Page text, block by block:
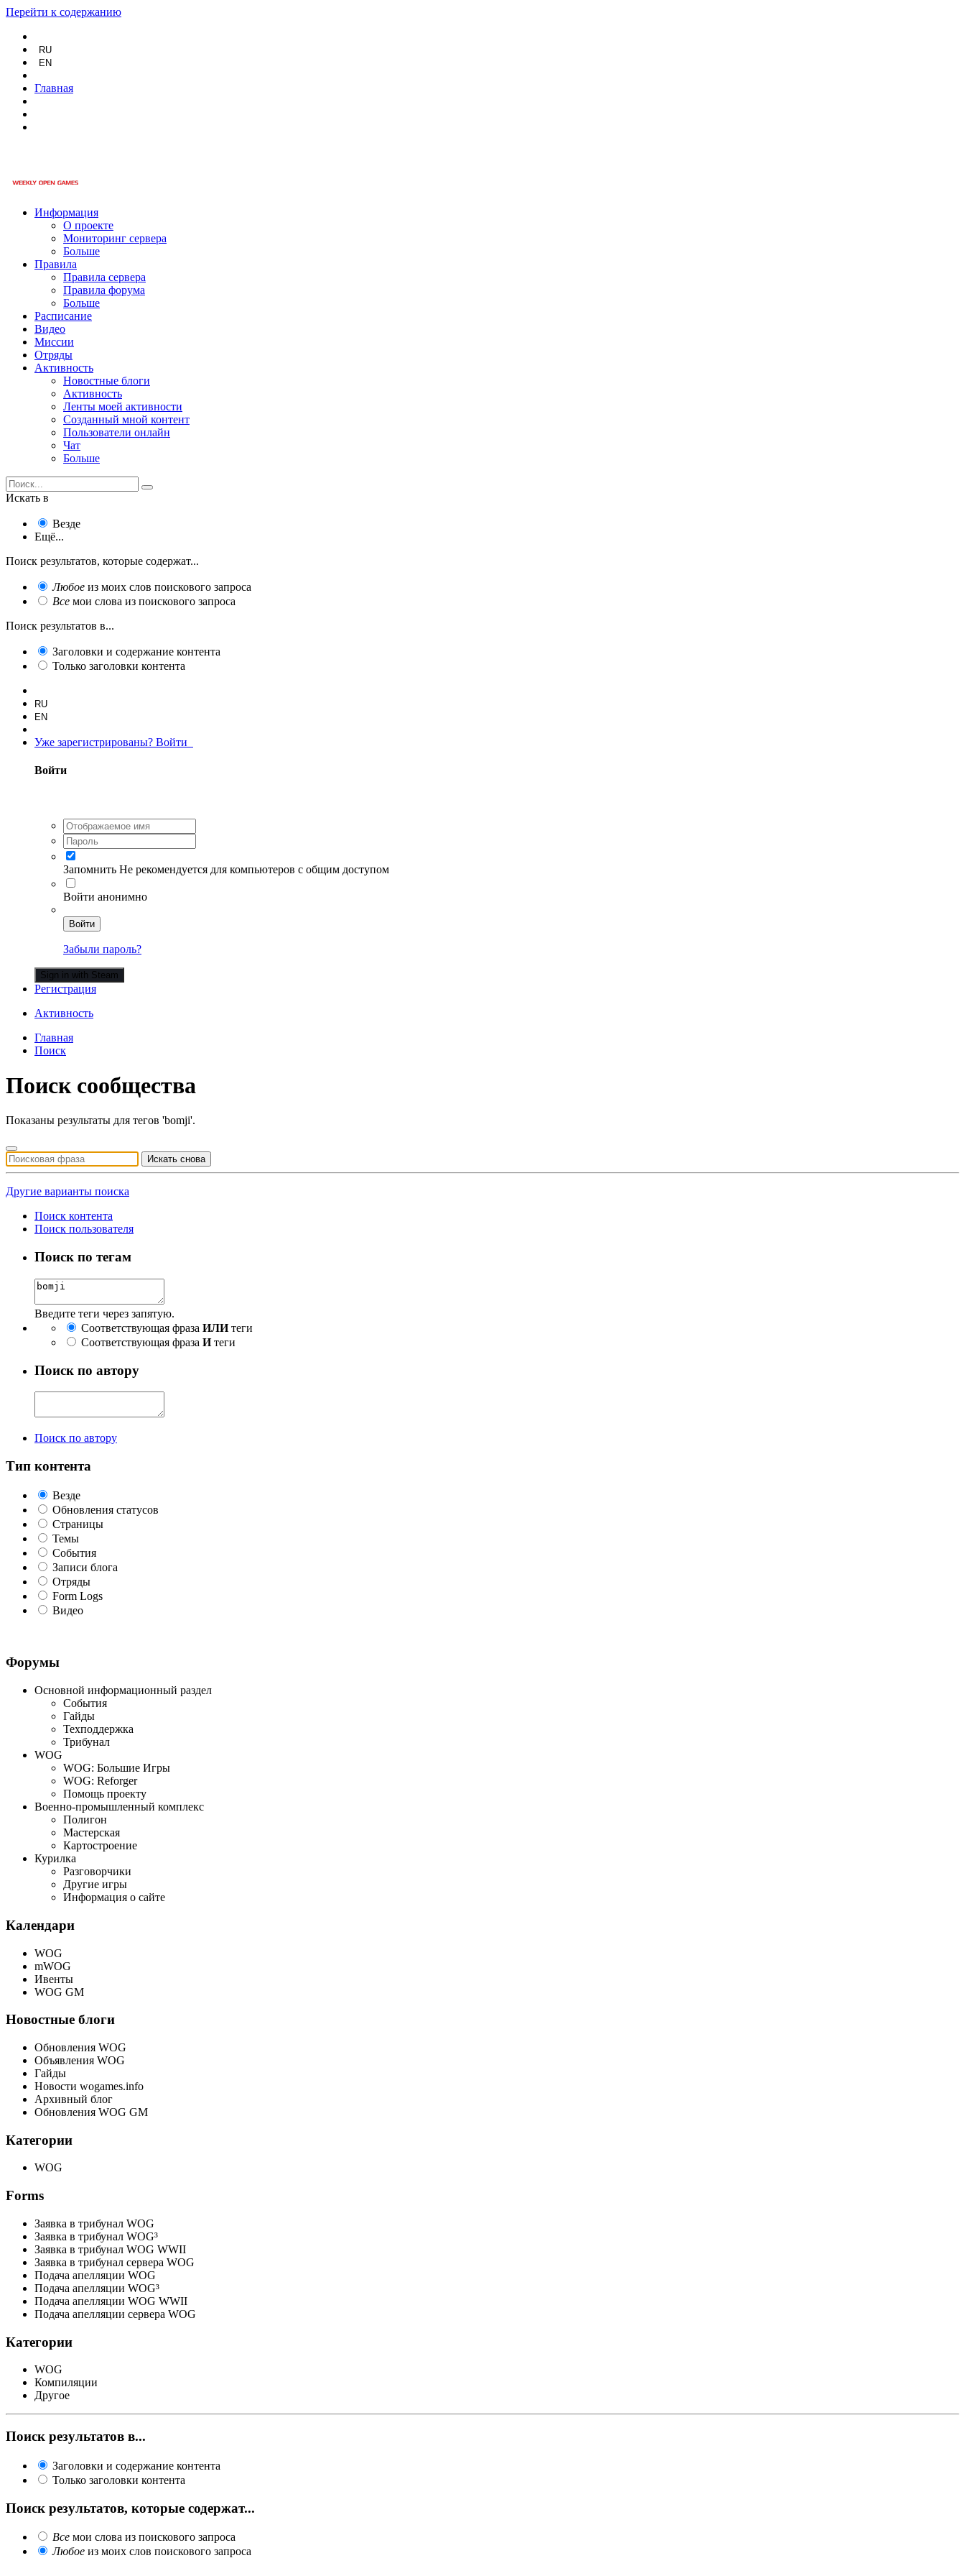
Перейти к содержанию
RU
EN
Главная
Информация
О проекте
Мониторинг сервера
Больше
Правила
Правила сервера
Правила форума
Больше
Расписание
Видео
Миссии
Отряды
Активность
Новостные блоги
Активность
Ленты моей активности
Созданный мной контент
Пользователи онлайн
Чат
Больше
Искать в
Везде
Ещё...
Поиск результатов, которые содержат...
Любое из моих слов поискового запроса
Все мои слова из поискового запроса
Поиск результатов в...
Заголовки и содержание контента
Только заголовки контента
RU
EN
Уже зарегистрированы? Войти
Войти
Запомнить Не рекомендуется для компьютеров с общим доступом
Войти анонимно
Войти
Забыли пароль?
Sign in with Steam
Регистрация
Активность
Главная
Поиск
Поиск сообщества
Показаны результаты для тегов 'bomji'.
Искать снова
Другие варианты поиска
Поиск контента
Поиск пользователя
Поиск по тегам
Введите теги через запятую.
Соответствующая фраза ИЛИтеги
Соответствующая фраза Итеги
Поиск по автору
Поиск по автору
Тип контента
Везде
Обновления статусов
Страницы
Темы
События
Записи блога
Отряды
Form Logs
Видео
Форумы
Основной информационный раздел
События
Гайды
Техподдержка
Трибунал
WOG
WOG: Большие Игры
WOG: Reforger
Помощь проекту
Военно-промышленный комплекс
Полигон
Мастерская
Картостроение
Курилка
Разговорчики
Другие игры
Информация о сайте
Календари
WOG
mWOG
Ивенты
WOG GM
Новостные блоги
Обновления WOG
Объявления WOG
Гайды
Новости wogames.info
Архивный блог
Обновления WOG GM
Категории
WOG
Forms
Заявка в трибунал WOG
Заявка в трибунал WOG³
Заявка в трибунал WOG WWII
Заявка в трибунал сервера WOG
Подача апелляции WOG
Подача апелляции WOG³
Подача апелляции WOG WWII
Подача апелляции сервера WOG
Категории
WOG
Компиляции
Другое
Поиск результатов в...
Заголовки и содержание контента
Только заголовки контента
Поиск результатов, которые содержат...
Все мои слова из поискового запроса
Любое из моих слов поискового запроса